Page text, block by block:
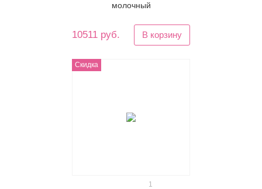
молочный
10511 руб. В корзину
Скидка
1